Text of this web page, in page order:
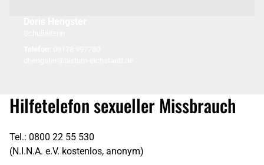
Hilfetelefon sexueller Missbrauch
Tel.: 0800 22 55 530
(N.I.N.A. e.V. kostenlos, anonym)